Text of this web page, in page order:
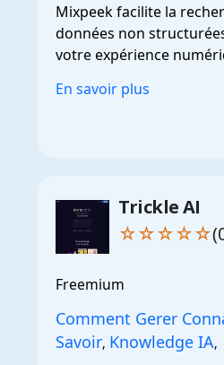
Mixpeek facilite la
données non
votre expérience
En savoir plus
Trickle AI
☆☆☆☆☆
Freemium
Comment Gerer
Savoir, Knowledge IA,